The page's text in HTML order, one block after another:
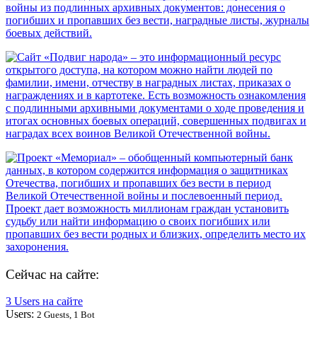
Сейчас на сайте:
3 Users на сайте
Users: 2 Guests, 1 Bot